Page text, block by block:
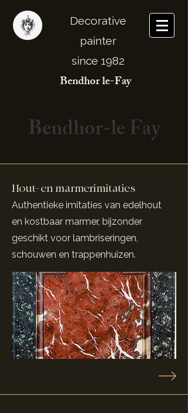
Decorative
painter
since 1982
Bendhor le-Fay
Bendhor-le Fay
Hout- en marmerimitaties
Authentieke imitaties van edelhout
en kostbaar marmer, bijzonder
geschikt voor lambriseringen,
schouwen en trappenhuizen.